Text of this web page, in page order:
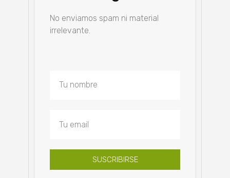
No enviamos spam ni material
irrelevante.
SUSCRIBIRSE